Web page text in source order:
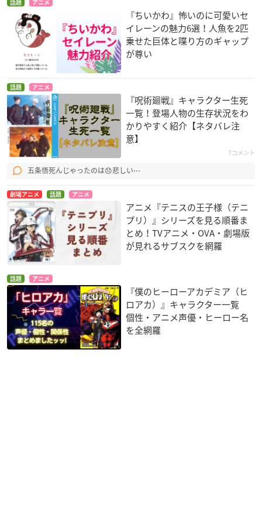
話題 アニメ
『ちいかわ』怖いのに可愛いセ
イレーンの魅力6選！人魚を2匹
乗せた巨体と喋り方のギャップ
が尊い
話題 アニメ
『呪術廻戦』キャラクター生死
一覧！登場人物の生存状況をわ
かりやすく紹介【ネタバレ注
意】
7コメント
五条悟死んじゃったのは😞悲しい⋯
劇場アニメ 話題 アニメ
アニメ『テニスの王子様（テニ
プリ）』シリーズを見る順番ま
とめ！TVアニメ・OVA・劇場版
が見れるサブスクを網羅
話題 アニメ
『僕のヒーローアカデミア（ヒ
ロアカ）』キャラクター一覧
個性・アニメ声優・ヒーロー名
を全網羅